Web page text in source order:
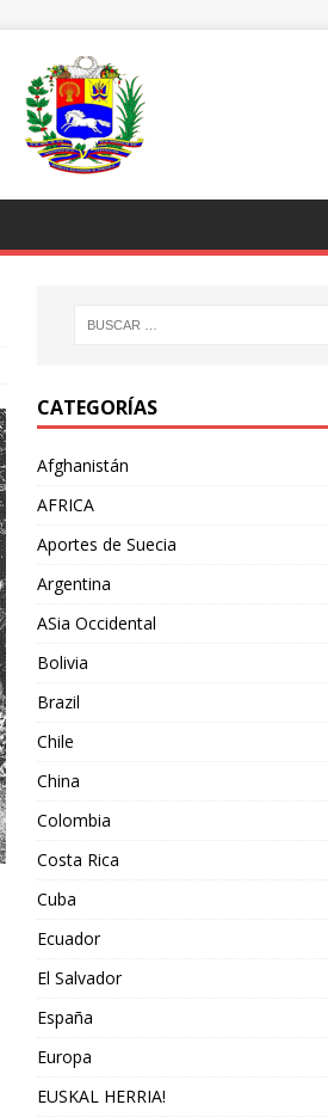
CATEGORÍAS
Afghanistán
AFRICA
Aportes de Suecia
Argentina
ASia Occidental
Bolivia
Brazil
Chile
China
Colombia
Costa Rica
Cuba
Ecuador
El Salvador
España
Europa
EUSKAL HERRIA!